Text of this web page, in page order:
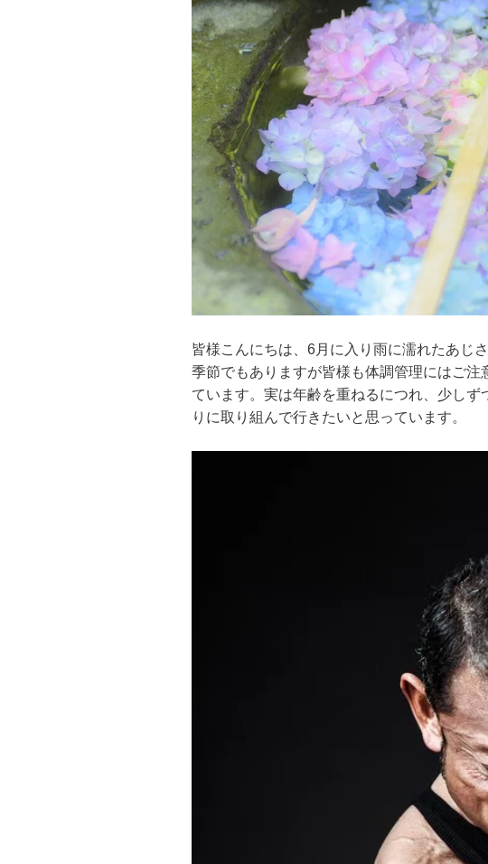
皆様こんにちは、6月に入り雨に濡れたあじ
季節でもありますが皆様も体調管理にはご
ています。実は年齢を重ねるにつれ、少し
りに取り組んで行きたいと思っています。